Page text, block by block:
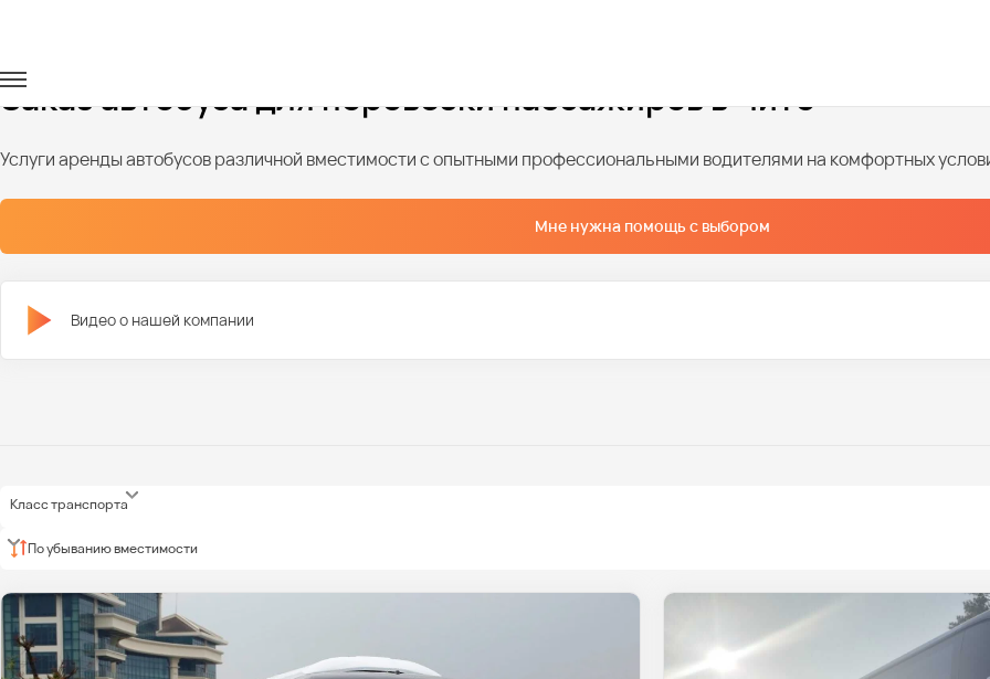
Заказ автобуса для перевозки пассажиров в Чите
Услуги аренды автобусов различной вместимости с опытными профессиональными водителями на комфортных
Мне нужна помощь с выбором
Видео о нашей компании
Класс транспорта
По убыванию вместимости